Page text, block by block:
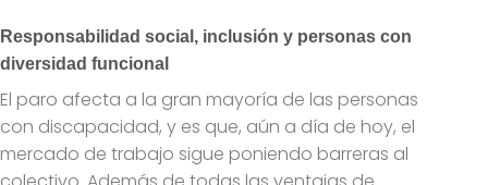
Responsabilidad social, inclusión y personas con
diversidad funcional
El paro afecta a la gran mayoría de las personas
con discapacidad, y es que, aún a día de hoy, el
mercado de trabajo sigue poniendo barreras al